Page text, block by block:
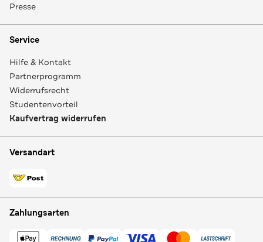
Presse
Service
Hilfe & Kontakt
Partnerprogramm
Widerrufsrecht
Studentenvorteil
Kaufvertrag widerrufen
Versandart
Zahlungsarten